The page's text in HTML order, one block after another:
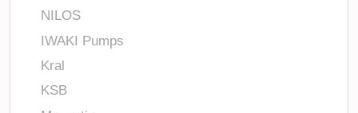
NILOS
IWAKI Pumps
Kral
KSB